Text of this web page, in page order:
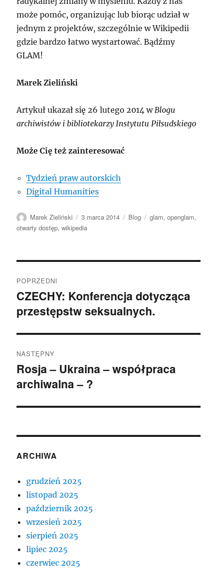
może pomóc, organizując lub biorąc udział w
jednym z projektów, szczególnie w Wikipedii
gdzie bardzo łatwo wystartować. Bądźmy
GLAM!
Marek Zieliński
Artykuł ukazał się 26 lutego 2014 wBlogu
archiwistów i bibliotekarzy Instytutu Piłsudskiego
Może Cię też zainteresować
Tydzień praw autorskich
Digital Humanities
Autor
Marek Zieliński
Data
publikacji
3 marca 2014 Kategorie
Blog Tagi
glam,openglam,
otwarty dostęp,wikipedia
wpisu
POPRZEDNI
Poprzedni
wpis:
CZECHY: Konferencja dotycząca
przestępstw seksualnych.
NASTĘPNY
Następny
wpis:
Rosja – Ukraina – współpraca
archiwalna – ?
ARCHIWA
grudzień 2025
listopad 2025
październik 2025
wrzesień 2025
sierpień 2025
lipiec 2025
czerwiec 2025